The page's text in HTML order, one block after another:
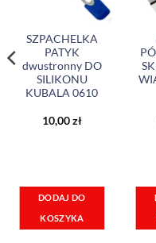
SZPACHELKA
PATYK
dwustronny DO
SILIKONU
KUBALA 0610
10,00zł
DODAJ DO
KOSZYKA